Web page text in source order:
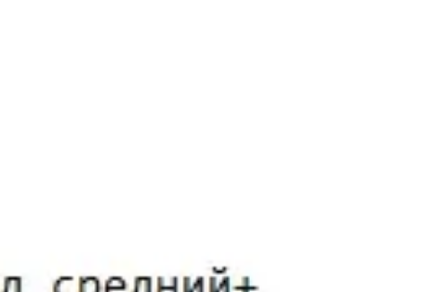
Политикой обработки персональных данных